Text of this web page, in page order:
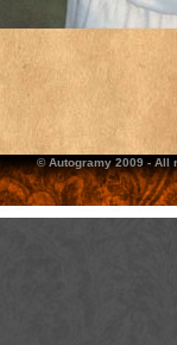
© Autogramy 2009 -